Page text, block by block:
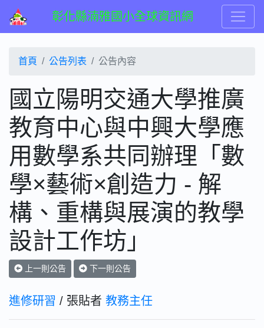
彰化縣湳雅國小全球資訊網
首頁 公告列表 公告內容
國立陽明交通大學推廣
教育中心與中興大學應
用數學系共同辦理「數
學×藝術×創造力 - 解
構、重構與展演的教學
設計工作坊」
上一則公告 下一則公告
進修研習 / 張貼者 教務主任